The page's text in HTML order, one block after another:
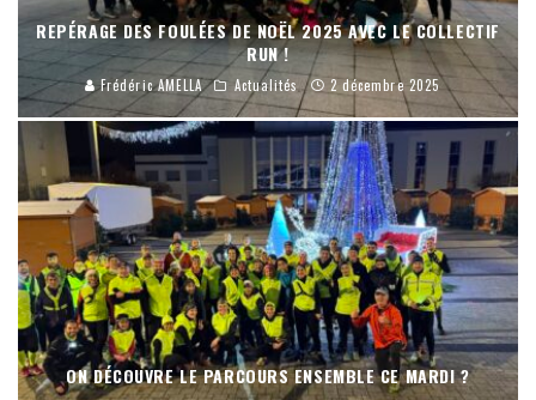
REPÉRAGE DES FOULÉES DE NOËL 2025 AVEC LE COLLECTIF
RUN !
Frédéric AMELLA Actualités 2 décembre 2025
ON DÉCOUVRE LE PARCOURS ENSEMBLE CE MARDI ?